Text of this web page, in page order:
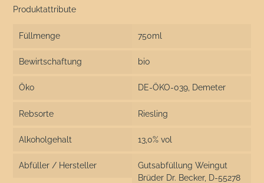
Produktattribute
Füllmenge 750ml
Bewirtschaftung bio
Öko DE-ÖKO-039, Demeter
Rebsorte Riesling
Alkoholgehalt 13,0% vol
Abfüller / Hersteller
Gutsabfüllung Weingut
Brüder Dr. Becker, D-55278